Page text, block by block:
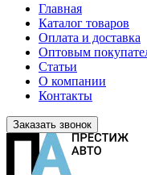
Главная
Каталог товаров
Оплата и доставка
Оптовым
Статьи
О компании
Контакты
Заказать звонок